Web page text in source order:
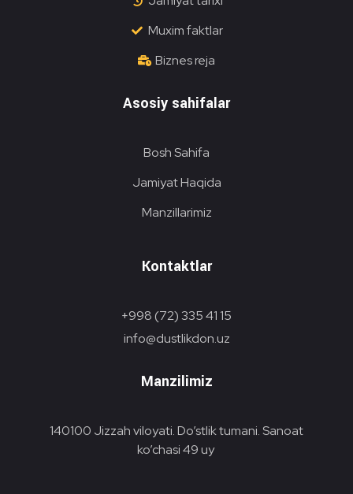
Muxim faktlar
Biznes reja
Asosiy sahifalar
Bosh Sahifa
Jamiyat Haqida
Manzillarimiz
Kontaktlar
+998 (72) 335 41 15
info@dustlikdon.uz
Manzilimiz
140100 Jizzah viloyati. Do’stlik tumani. Sanoat
ko’chasi 49 uy